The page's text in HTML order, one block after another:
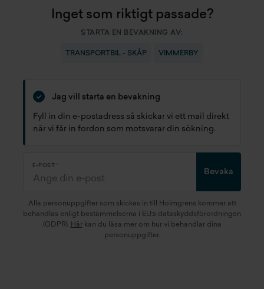
Inget som riktigt passade?
STARTA EN BEVAKNING AV:
TRANSPORTBIL - SKÅP VIMMERBY
Jag vill starta en bevakning
Fyll in din e-postadress så skickar vi ett mail direkt
när vi får in fordon som motsvarar din sökning.
E-POST
Bevaka
Alla personuppgifter som skickas in till Holmgrens kommer att
behandlas enligt bestämmelserna i EU:s dataskyddsförordningen
(GDPR). Härkan du läsa mer om hur vi behandlar dina
personuppgifter.